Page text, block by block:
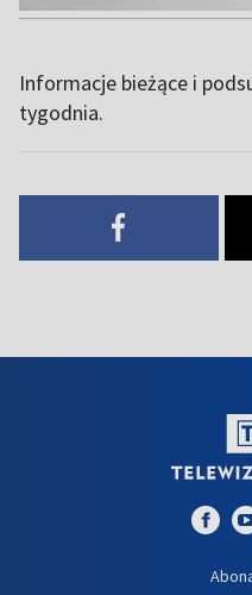
Informacje bieżące i
tygodnia.